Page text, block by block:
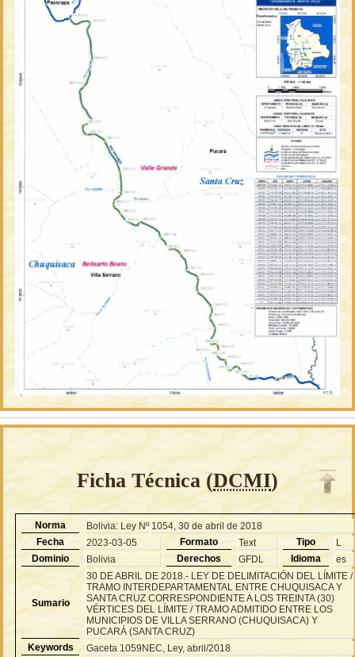
Ficha Técnica (DCMI)
Norma
Bolivia: Ley Nº 1054, 30 de abril de 2018
Fecha
2023-03-05 Formato Text Tipo
L
Dominio
Bolivia Derechos GFDL Idioma es
Sumario
30 DE ABRIL DE 2018.- LEY DE DELIMITACIÓN DEL LÍMITE /
TRAMO INTERDEPARTAMENTAL ENTRE CHUQUISACA Y
SANTA CRUZ CORRESPONDIENTE A LOS TREINTA (30)
VÉRTICES DEL LÍMITE / TRAMO ADMITIDO ENTRE LOS
MUNICIPIOS DE VILLA SERRANO (CHUQUISACA) Y
PUCARÁ (SANTA CRUZ)
Keywords
Gaceta 1059NEC, Ley, abril/2018